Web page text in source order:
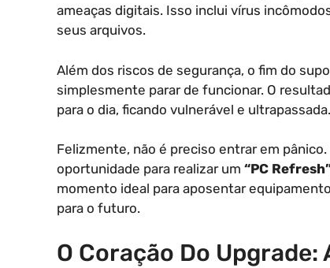
ameaças digitais. Isso inclui vírus
seus arquivos.
Além dos riscos de segurança, o fim do
simplesmente parar de funcionar. O
para o dia, ficando vulnerável e ultrapassada.
Felizmente, não é preciso entrar em
oportunidade para realizar um “PC
momento ideal para aposentar
para o futuro.
O Coração Do Upgrade: